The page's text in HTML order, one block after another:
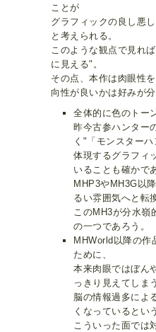
ことが
グラフィックの良し悪
と考えられる。
このような観点で見れ
に見える"。
その点、本作は肉眼性
向性が良いかは好みが
全体的に色のトー
昨今古参ハンター
く"「モンスター
体現するグラフィ
いることも確かで
MHP3やMH3G以
るい雰囲気へと転
このMH3が分水嶺
の一つであろう。
MHWorld以降の作
ために、
本来肉眼ではぼん
っきり見えてしま
脳の情報過多によ
くなっているとい
こういった面では